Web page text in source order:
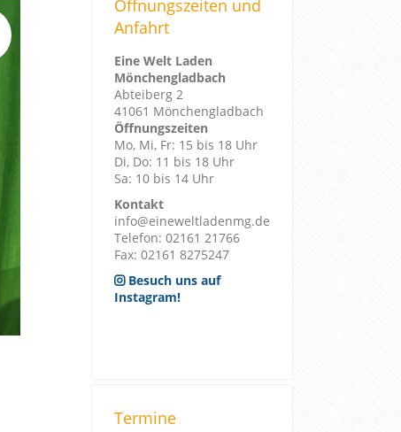
Öffnungszeiten und
Anfahrt
Eine Welt Laden
Mönchengladbach
Abteiberg 2
41061 Mönchengladbach
Öffnungszeiten
Mo, Mi, Fr: 15 bis 18 Uhr
Di, Do: 11 bis 18 Uhr
Sa: 10 bis 14 Uhr
Kontakt
info@eineweltladenmg.de
Telefon: 02161 21766
Fax: 02161 8275247
Besuch uns auf
Instagram!
Termine